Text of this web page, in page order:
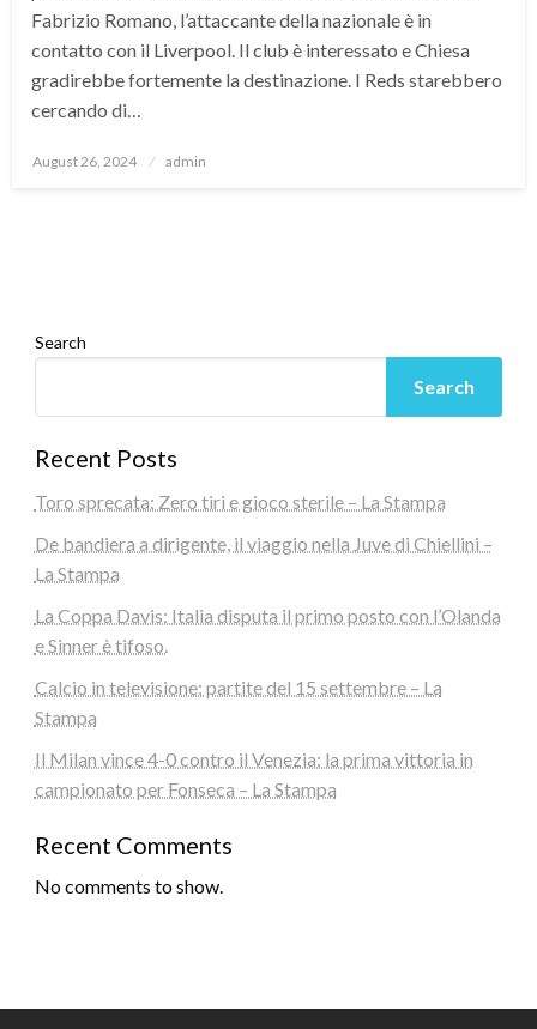
Fabrizio Romano, l’attaccante della nazionale è in
contatto con il Liverpool. Il club è interessato e Chiesa
gradirebbe fortemente la destinazione. I Reds starebbero
cercando di…
Posted
August 26, 2024 admin
Search
Search
Recent Posts
Toro sprecata: Zero tiri e gioco sterile – La Stampa
De bandiera a dirigente, il viaggio nella Juve di Chiellini –
La Stampa
La Coppa Davis: Italia disputa il primo posto con l’Olanda
e Sinner è tifoso.
Calcio in televisione: partite del 15 settembre – La
Stampa
Il Milan vince 4-0 contro il Venezia: la prima vittoria in
campionato per Fonseca – La Stampa
Recent Comments
No comments to show.